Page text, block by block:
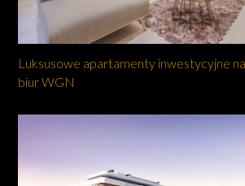
Luksusowe apartamenty inwestycyjne
biur WGN